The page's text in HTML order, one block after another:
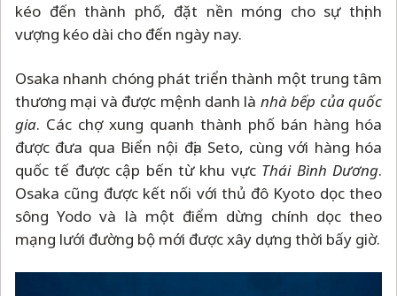
kéo đến thành phố, đặt nền móng cho sự thịnh
vượng kéo dài cho đến ngày nay.
Osaka nhanh chóng phát triển thành một trung tâm
thương mại và được mệnh danh là nhà bếp của quốc
gia. Các chợ xung quanh thành phố bán hàng hóa
được đưa qua Biển nội địa Seto, cùng với hàng hóa
quốc tế được cập bến từ khu vực Thái Bình Dương.
Osaka cũng được kết nối với thủ đô Kyoto dọc theo
sông Yodo và là một điểm dừng chính dọc theo
mạng lưới đường bộ mới được xây dựng thời bấy giờ.